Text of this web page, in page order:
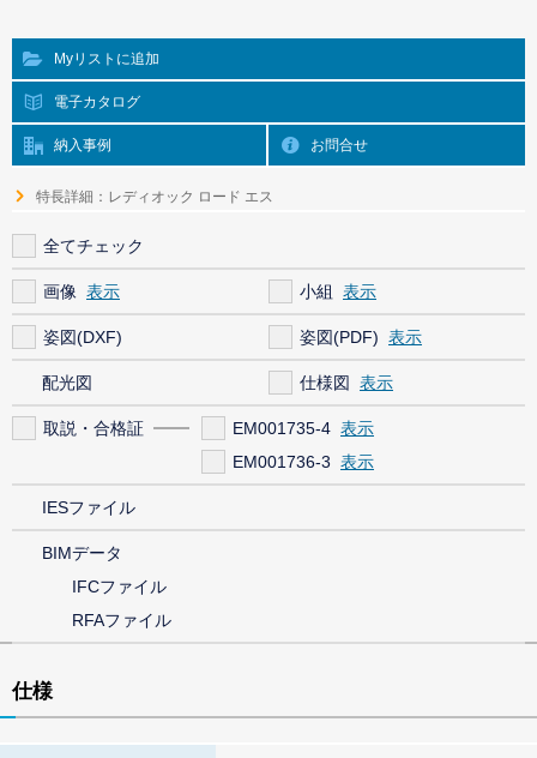
Myリストに追加
電子カタログ
納入事例 お問合せ
特長詳細：レディオック ロード エス
全てチェック
画像 小組
姿図(DXF) 姿図(PDF)
配光図 仕様図
取説・合格証
EM001735-4
EM001736-3
IESファイル
BIMデータ
IFCファイル
RFAファイル
仕様